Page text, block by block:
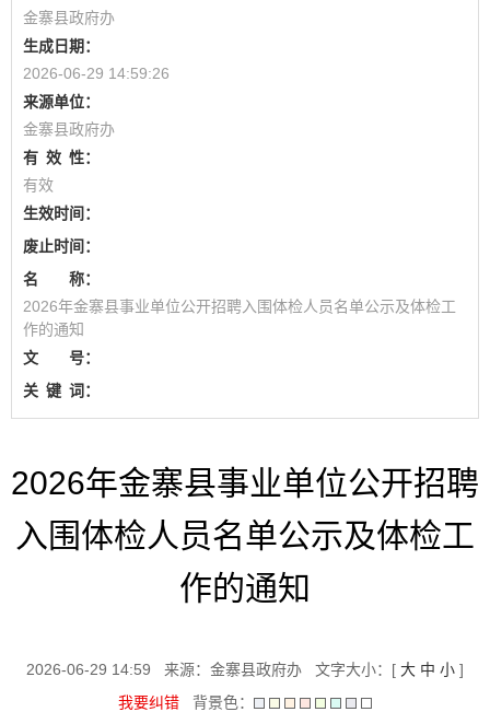
金寨县政府办
生成日期：
2026-06-29 14:59:26
来源单位：
金寨县政府办
有 效 性：
有效
生效时间：
废止时间：
名 称：
2026年金寨县事业单位公开招聘入围体检人员名单公示及体检工
作的通知
文 号：
关 键 词：
2026年金寨县事业单位公开招聘
入围体检人员名单公示及体检工
作的通知
2026-06-29 14:59 来源：金寨县政府办 文字大小：[大 中 小 ]
我要纠错
背景色：